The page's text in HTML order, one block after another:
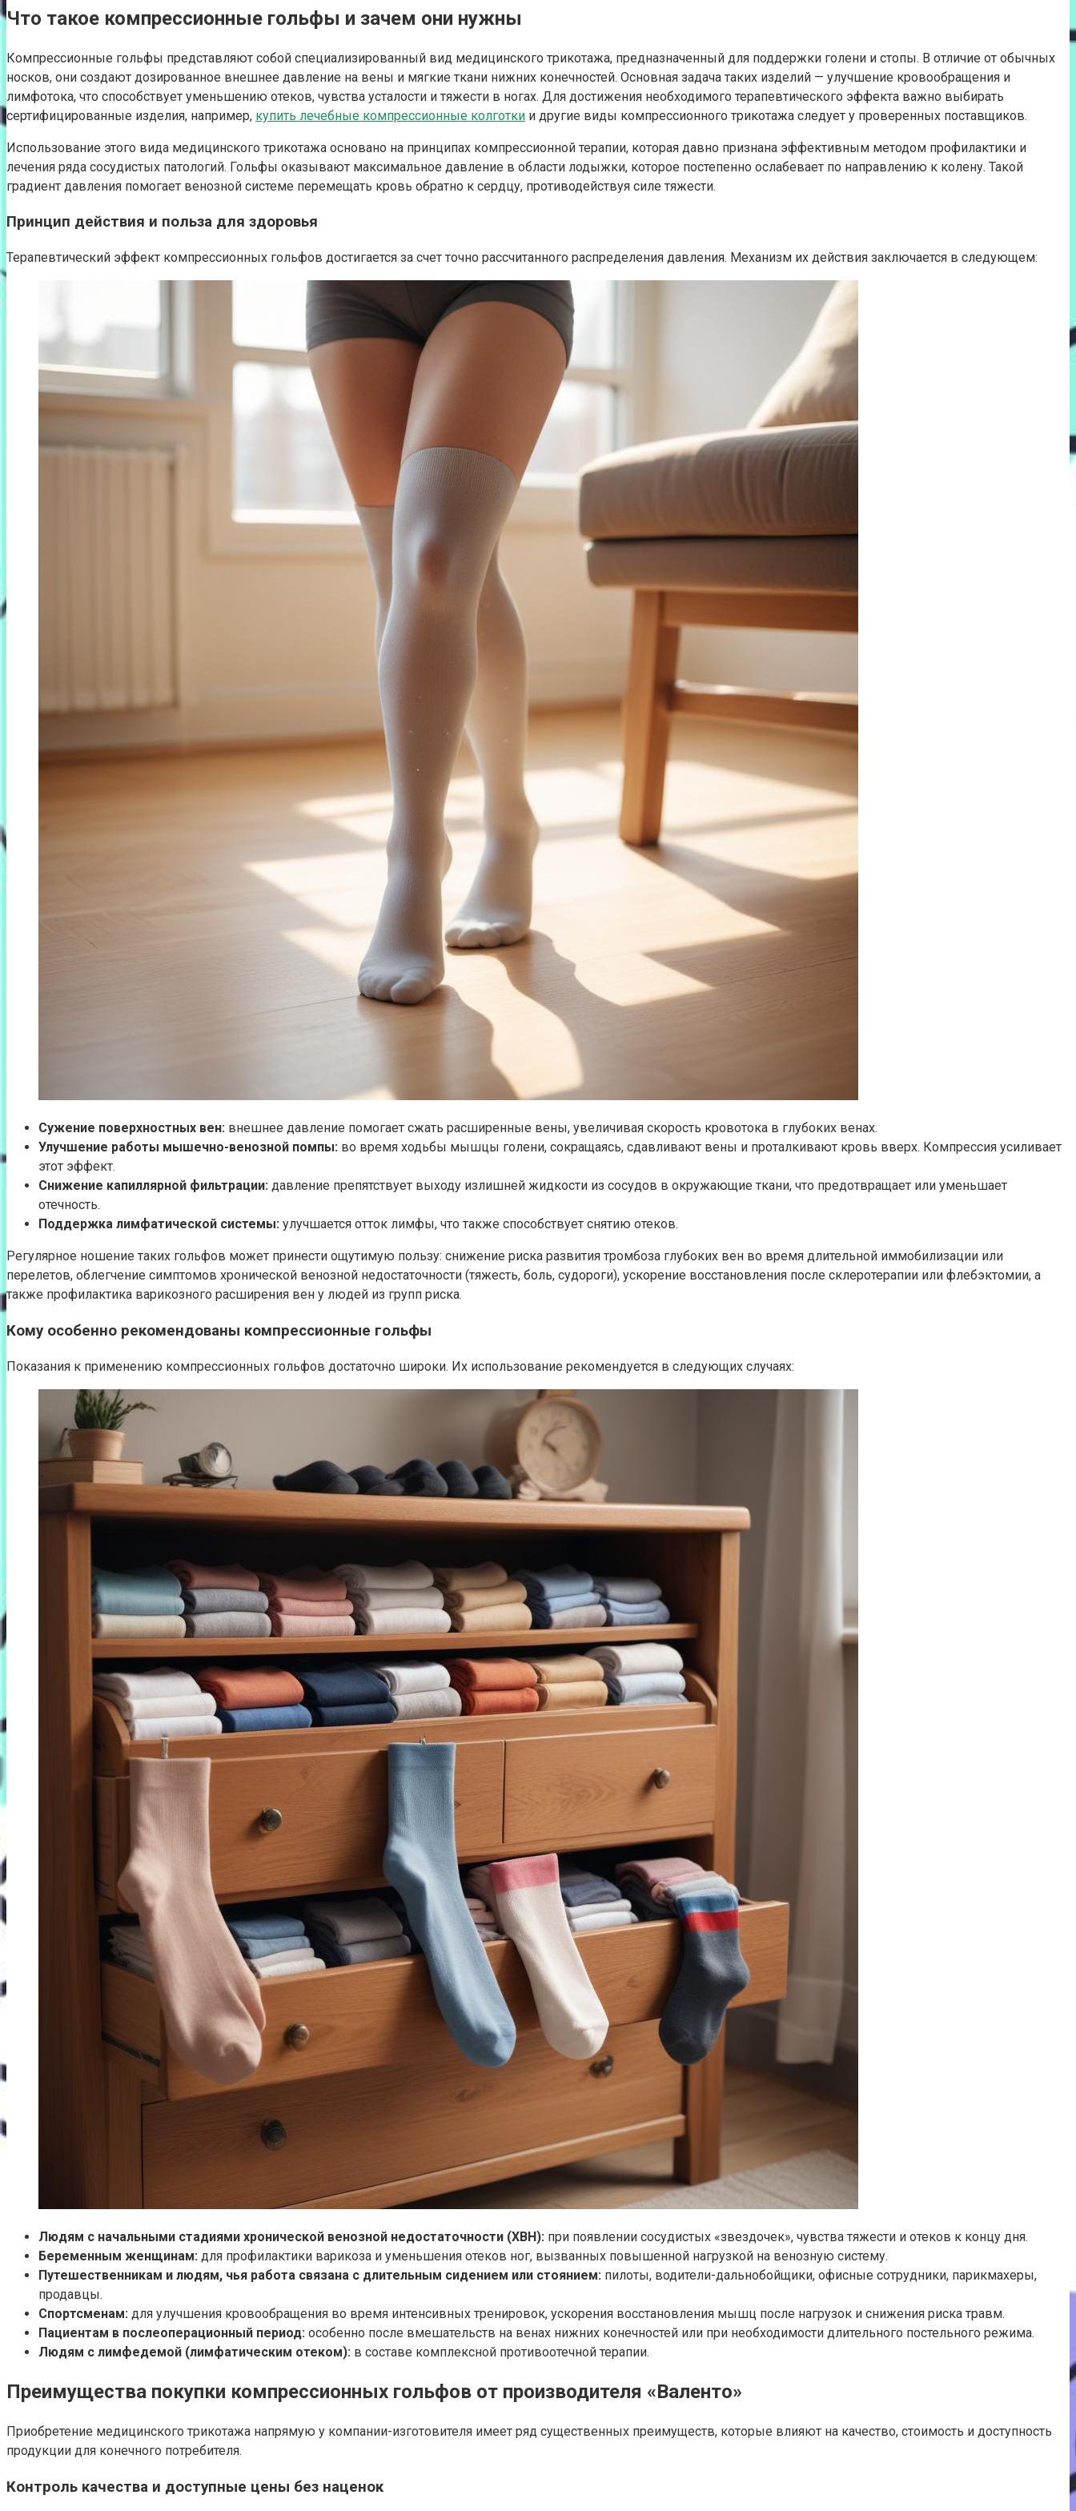
Что такое компрессионные гольфы и зачем они нужны
Компрессионные гольфы представляют собой специализированный вид медицинского трикотажа, предназначенный для поддержки голени и стопы. В отличие от обычных
носков, они создают дозированное внешнее давление на вены и мягкие ткани нижних конечностей. Основная задача таких изделий — улучшение кровообращения и
лимфотока, что способствует уменьшению отеков, чувства усталости и тяжести в ногах. Для достижения необходимого терапевтического эффекта важно выбирать
сертифицированные изделия, например, купить лечебные компрессионные колготки и другие виды компрессионного трикотажа следует у проверенных поставщиков.
Использование этого вида медицинского трикотажа основано на принципах компрессионной терапии, которая давно признана эффективным методом профилактики и
лечения ряда сосудистых патологий. Гольфы оказывают максимальное давление в области лодыжки, которое постепенно ослабевает по направлению к колену. Такой
градиент давления помогает венозной системе перемещать кровь обратно к сердцу, противодействуя силе тяжести.
Принцип действия и польза для здоровья
Терапевтический эффект компрессионных гольфов достигается за счет точно рассчитанного распределения давления. Механизм их действия заключается в следующем:
Сужение поверхностных вен: внешнее давление помогает сжать расширенные вены, увеличивая скорость кровотока в глубоких венах.
Улучшение работы мышечно-венозной помпы: во время ходьбы мышцы голени, сокращаясь, сдавливают вены и проталкивают кровь вверх. Компрессия усиливает
этот эффект.
Снижение капиллярной фильтрации: давление препятствует выходу излишней жидкости из сосудов в окружающие ткани, что предотвращает или уменьшает
отечность.
Поддержка лимфатической системы: улучшается отток лимфы, что также способствует снятию отеков.
Регулярное ношение таких гольфов может принести ощутимую пользу: снижение риска развития тромбоза глубоких вен во время длительной иммобилизации или
перелетов, облегчение симптомов хронической венозной недостаточности (тяжесть, боль, судороги), ускорение восстановления после склеротерапии или флебэктомии, а
также профилактика варикозного расширения вен у людей из групп риска.
Кому особенно рекомендованы компрессионные гольфы
Показания к применению компрессионных гольфов достаточно широки. Их использование рекомендуется в следующих случаях:
Людям с начальными стадиями хронической венозной недостаточности (ХВН): при появлении сосудистых «звездочек», чувства тяжести и отеков к концу дня.
Беременным женщинам: для профилактики варикоза и уменьшения отеков ног, вызванных повышенной нагрузкой на венозную систему.
Путешественникам и людям, чья работа связана с длительным сидением или стоянием: пилоты, водители-дальнобойщики, офисные сотрудники, парикмахеры,
продавцы.
Спортсменам: для улучшения кровообращения во время интенсивных тренировок, ускорения восстановления мышц после нагрузок и снижения риска травм.
Пациентам в послеоперационный период: особенно после вмешательств на венах нижних конечностей или при необходимости длительного постельного режима.
Людям с лимфедемой (лимфатическим отеком): в составе комплексной противоотечной терапии.
Преимущества покупки компрессионных гольфов от производителя «Валенто»
Приобретение медицинского трикотажа напрямую у компании-изготовителя имеет ряд существенных преимуществ, которые влияют на качество, стоимость и доступность
продукции для конечного потребителя.
Контроль качества и доступные цены без наценок